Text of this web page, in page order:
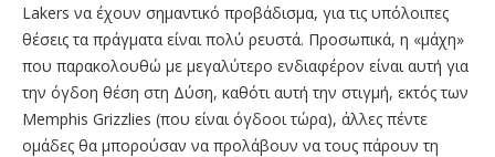
Lakers να έχουν σημαντικό προβάδισμα, για τις υπόλοιπες
θέσεις τα πράγματα είναι πολύ ρευστά. Προσωπικά, η «μάχη»
που παρακολουθώ με μεγαλύτερο ενδιαφέρον είναι αυτή για
την όγδοη θέση στη Δύση, καθότι αυτή την στιγμή, εκτός των
Memphis Grizzlies (που είναι όγδοοι τώρα), άλλες πέντε
ομάδες θα μπορούσαν να προλάβουν να τους πάρουν τη